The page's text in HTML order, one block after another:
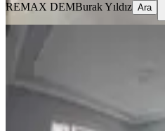
REMAX DEMBurak Yıldız Ara
MANZARALI
3+1· 150 m²